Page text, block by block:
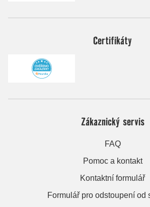
Certifikáty
Zákaznický servis
FAQ
Pomoc a kontakt
Kontaktní formulář
Formulář pro odstoupení od